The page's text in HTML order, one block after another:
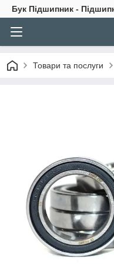
Бук Підшипник -
Товари та послуги